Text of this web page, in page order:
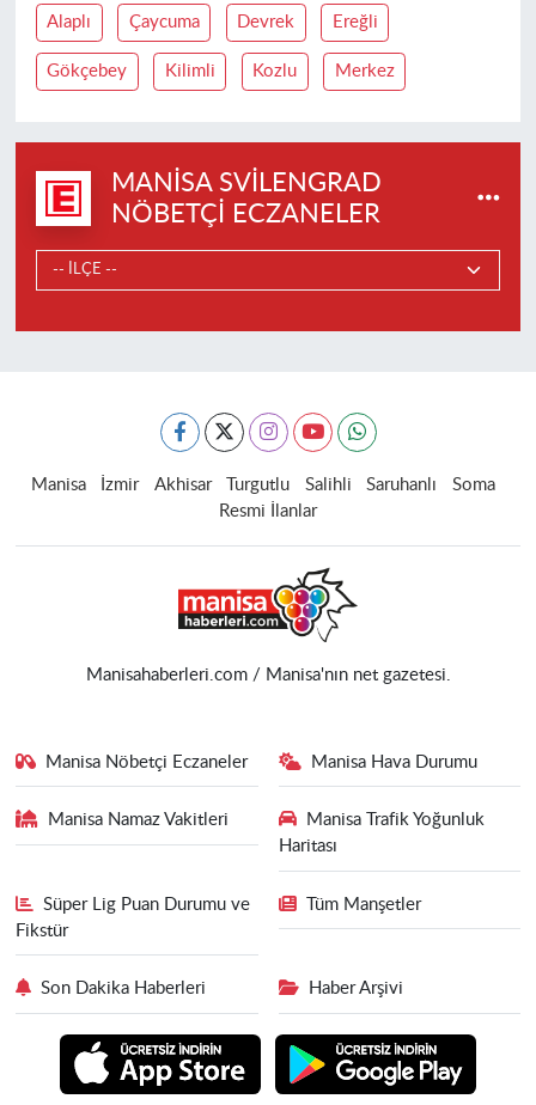
Alaplı Çaycuma Devrek Ereğli
Gökçebey Kilimli Kozlu Merkez
MANISA SVILENGRAD
NÖBETÇI ECZANELER
Manisa İzmir Akhisar Turgutlu Salihli Saruhanlı
Soma
Resmi İlanlar
Manisahaberleri.com / Manisa'nın net gazetesi.
Manisa Nöbetçi Eczaneler Manisa Hava Durumu
Manisa Namaz Vakitleri
Manisa Trafik Yoğunluk
Haritası
Süper Lig Puan Durumu ve
Fikstür
Tüm Manşetler
Son Dakika Haberleri Haber Arşivi